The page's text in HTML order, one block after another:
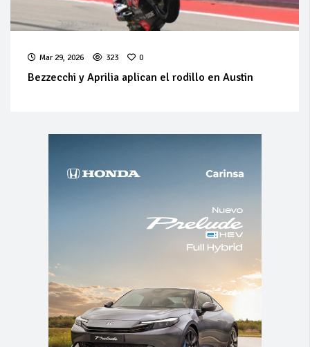
Mar 29, 2026 323 0
Bezzecchi y Aprilia aplican el rodillo en Austin